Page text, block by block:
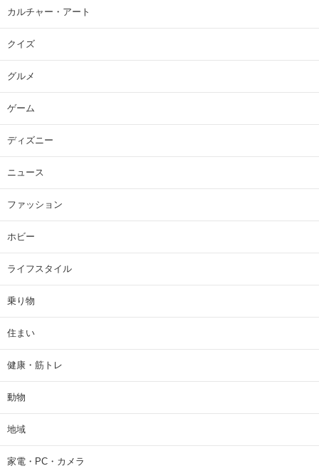
カルチャー・アート
クイズ
グルメ
ゲーム
ディズニー
ニュース
ファッション
ホビー
ライフスタイル
乗り物
住まい
健康・筋トレ
動物
地域
家電・PC・カメラ